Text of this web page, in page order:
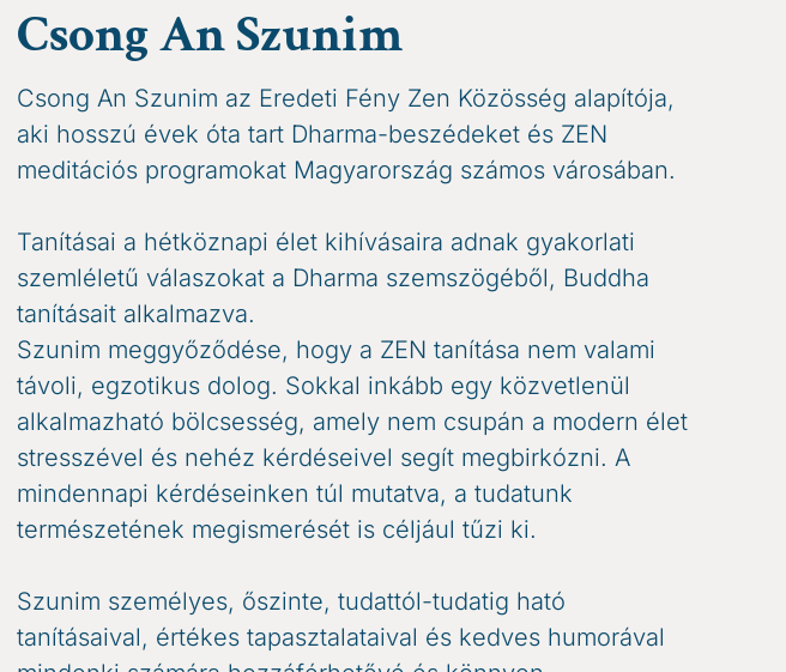
Csong An Szunim
Csong An Szunim az Eredeti Fény Zen Közösség alapítója,
aki hosszú évek óta tart Dharma-beszédeket és ZEN
meditációs programokat Magyarország számos városában.
Tanításai a hétköznapi élet kihívásaira adnak gyakorlati
szemléletű válaszokat a Dharma szemszögéből, Buddha
tanításait alkalmazva.
Szunim meggyőződése, hogy a ZEN tanítása nem valami
távoli, egzotikus dolog. Sokkal inkább egy közvetlenül
alkalmazható bölcsesség, amely nem csupán a modern élet
stresszével és nehéz kérdéseivel segít megbirkózni. A
mindennapi kérdéseinken túl mutatva, a tudatunk
természetének megismerését is céljául tűzi ki.
Szunim személyes, őszinte, tudattól-tudatig ható
tanításaival, értékes tapasztalataival és kedves humorával